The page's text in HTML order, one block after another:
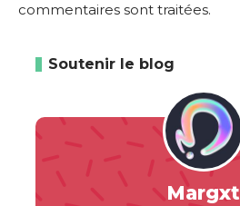
commentaires sont traitées.
Soutenir le blog
Margxt